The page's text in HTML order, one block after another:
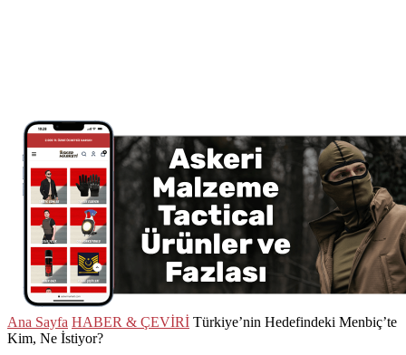
Ana Sayfa HABER & ÇEVİRİ Türkiye’nin Hedefindeki Menbiç’te
Kim, Ne İstiyor?